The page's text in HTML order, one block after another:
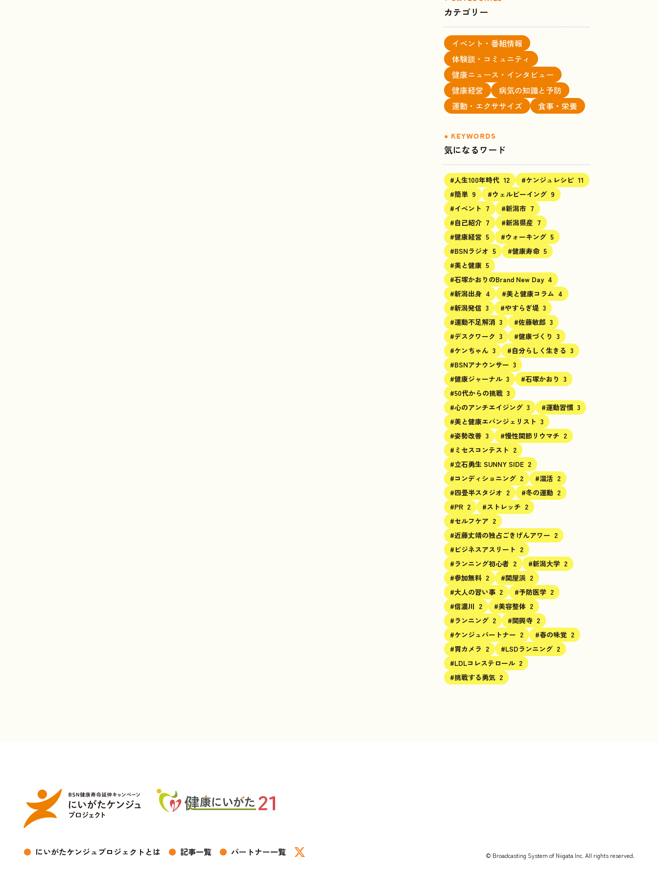
カテゴリー
イベント・番組情報
体験談・コミュニティ
健康ニュース・インタビュー
健康経営
病気の知識と予防
運動・エクササイズ
食事・栄養
気になるワード
#人生100年時代 12 #ケンジュレシピ 11
#簡単 9 #ウェルビーイング 9
#イベント 7 #新潟市 7
#自己紹介 7 #新潟県産 7
#健康経営 5 #ウォーキング 5
#BSNラジオ 5 #健康寿命 5
#美と健康 5
#石塚かおりのBrand New Day 4
#新潟出身 4 #美と健康コラム 4
#新潟発信 3 #やすらぎ堤 3
#運動不足解消 3 #佐藤敏郎 3
#デスクワーク 3 #健康づくり 3
#ケンちゃん 3 #自分らしく生きる 3
#BSNアナウンサー 3
#健康ジャーナル 3 #石塚かおり 3
#50代からの挑戦 3
#心のアンチエイジング 3 #運動習慣 3
#美と健康エバンジェリスト 3
#姿勢改善 3 #慢性関節リウマチ 2
#ミセスコンテスト 2
#立石勇生 SUNNY SIDE 2
#コンディショニング 2 #温活 2
#四畳半スタジオ 2 #冬の運動 2
#PR 2 #ストレッチ 2
#セルフケア 2
#近藤丈靖の独占ごきげんアワー 2
#ビジネスアスリート 2
#ランニング初心者 2 #新潟大学 2
#参加無料 2 #関屋浜 2
#大人の習い事 2 #予防医学 2
#信濃川 2 #美容整体 2
#ランニング 2 #関興寺 2
#ケンジュパートナー 2 #春の味覚 2
#胃カメラ 2 #LSDランニング 2
#LDLコレステロール 2
#挑戦する勇気 2
● にいがたケンジュプロジェクトとは ● 記事一覧 ● パートナー一覧 © Broadcasting System of Niigata Inc. All rights reserved.